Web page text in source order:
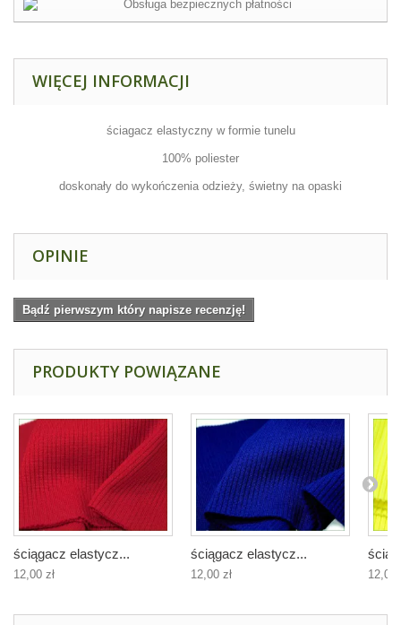
WIĘCEJ INFORMACJI
ściagacz elastyczny w formie tunelu
100% poliester
doskonały do wykończenia odzieży, świetny na opaski
OPINIE
Bądź pierwszym który napisze recenzję!
PRODUKTY POWIĄZANE
ściągacz elastycz...
12,00 zł
ściągacz elastycz...
12,00 zł 12,00